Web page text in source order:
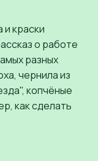
краски
о работе
разных
чернила из
копчёные
как сделать